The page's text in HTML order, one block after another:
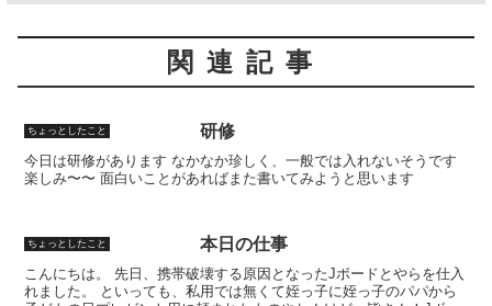
関連記事
ちょっとしたこと 研修
今日は研修があります なかなか珍しく、一般では入れないそうです
楽しみ〜〜 面白いことがあればまた書いてみようと思います
ちょっとしたこと 本日の仕事
こんにちは。 先日、携帯破壊する原因となったJボードとやらを仕入
れました。 といっても、私用では無くて姪っ子に姪っ子のパパから